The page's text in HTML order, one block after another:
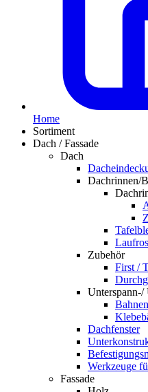
Home
Sortiment
Dach / Fassade
Dach
Dachrinnen/
Zubehör
First /
Unterspann-/
Bahnen
Dachfenster
Werkzeuge
Fassade